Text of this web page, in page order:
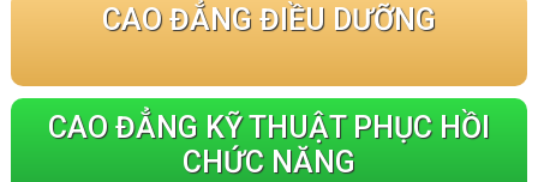
CAO ĐẲNG ĐIỀU DƯỠNG
CAO ĐẲNG KỸ THUẬT PHỤC HỒI
CHỨC NĂNG